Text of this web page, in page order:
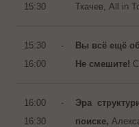
15:30
Ткачев, All in
15:30 -
16:00
Вы всё ещё
Не смешите!
16:00 -
16:30
Эра
поиске,